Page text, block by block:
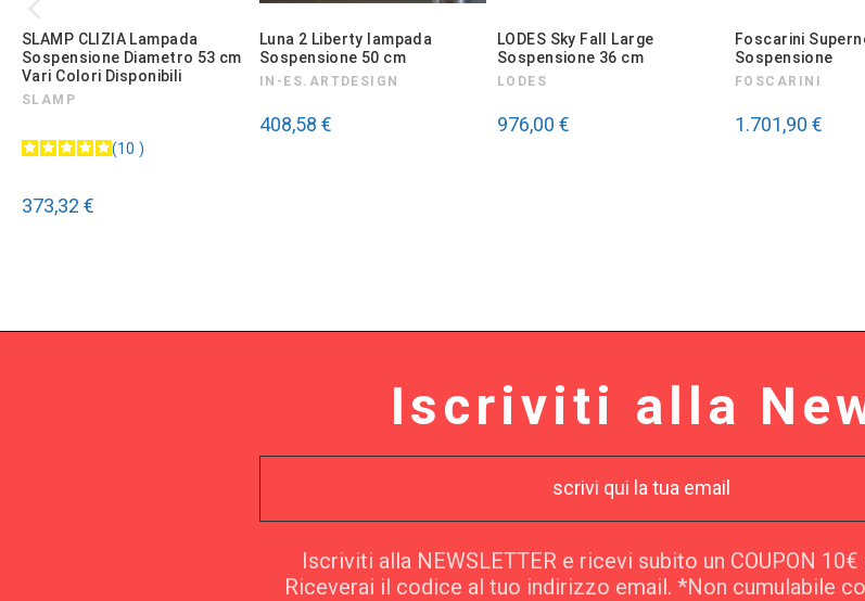
SLAMP CLIZIA Lampada
Sospensione Diametro 53 cm
Vari Colori Disponibili
SLAMP
10
373,32 €
Luna 2 Liberty lampada
Sospensione 50 cm
IN-ES.ARTDESIGN
408,58 €
LODES Sky Fall Large
Sospensione 36 cm
LODES
976,00 €
Foscarini
Sospensione
FOSCARINI
1.701,90 €
Iscriviti alla
Iscriviti alla NEWSLETTER e ricevi subito un COUPON
Riceverai il codice al tuo indirizzo email. *Non cumulabile